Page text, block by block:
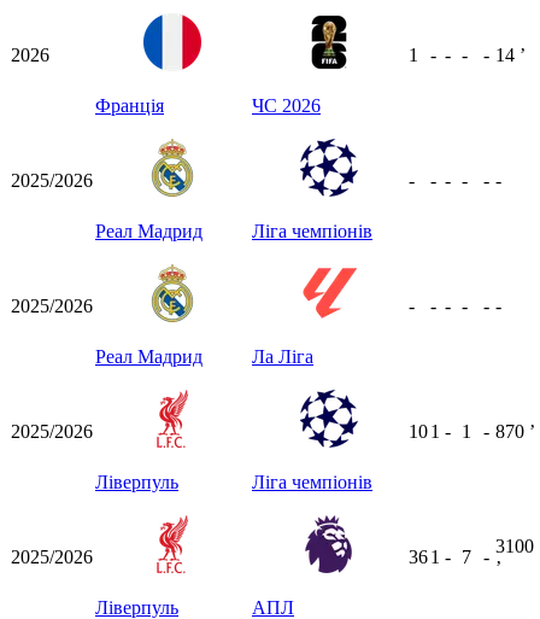
2026
Франція ЧС 2026
1 - - - - 14 ʼ
2025/2026
Реал Мадрид Ліга чемпіонів
- - - - - -
2025/2026
Реал Мадрид Ла Ліга
- - - - - -
2025/2026
Ліверпуль Ліга чемпіонів
101 - 1 - 870 ʼ
2025/2026
Ліверпуль АПЛ
361 - 7 -
3100
ʼ